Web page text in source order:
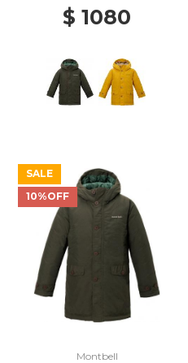
$ 1080
SALE
10%OFF
Montbell